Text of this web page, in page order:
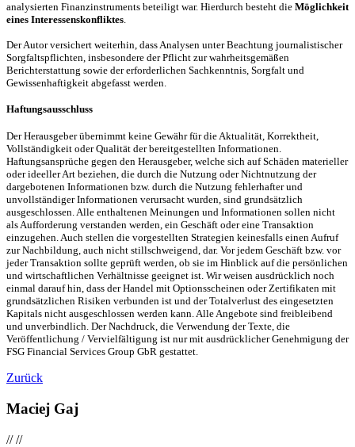
analysierten Finanzinstruments beteiligt war. Hierdurch besteht die Möglichkeit
eines Interessenskonfliktes
Der Autor versichert weiterhin, dass Analysen unter Beachtung journalistischer
Sorgfaltspflichten, insbesondere der Pflicht zur wahrheitsgemäßen
Berichterstattung sowie der erforderlichen Sachkenntnis, Sorgfalt und
Gewissenhaftigkeit abgefasst werden.
Haftungsausschluss
Der Herausgeber übernimmt keine Gewähr für die Aktualität, Korrektheit,
Vollständigkeit oder Qualität der bereitgestellten Informationen.
Haftungsansprüche gegen den Herausgeber, welche sich auf Schäden materieller
oder ideeller Art beziehen, die durch die Nutzung oder Nichtnutzung der
dargebotenen Informationen bzw. durch die Nutzung fehlerhafter und
unvollständiger Informationen verursacht wurden, sind grundsätzlich
ausgeschlossen. Alle enthaltenen Meinungen und Informationen sollen nicht
als Aufforderung verstanden werden, ein Geschäft oder eine Transaktion
einzugehen. Auch stellen die vorgestellten Strategien keinesfalls einen Aufruf
zur Nachbildung, auch nicht stillschweigend, dar. Vor jedem Geschäft bzw. vor
jeder Transaktion sollte geprüft werden, ob sie im Hinblick auf die persönlichen
und wirtschaftlichen Verhältnisse geeignet ist. Wir weisen ausdrücklich noch
einmal darauf hin, dass der Handel mit Optionsscheinen oder Zertifikaten mit
grundsätzlichen Risiken verbunden ist und der Totalverlust des eingesetzten
Kapitals nicht ausgeschlossen werden kann. Alle Angebote sind freibleibend
und unverbindlich. Der Nachdruck, die Verwendung der Texte, die
Veröffentlichung / Vervielfältigung ist nur mit ausdrücklicher Genehmigung der
FSG Financial Services Group GbR gestattet.
Zurück
Maciej Gaj
////